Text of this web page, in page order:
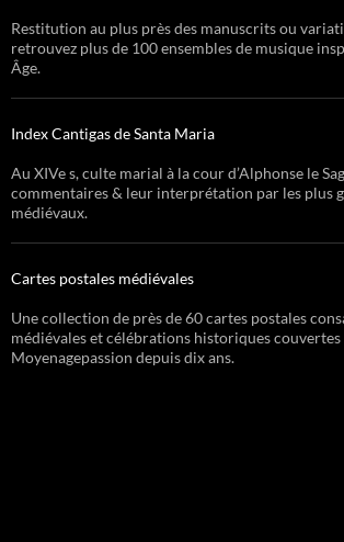
Restitution au plus près des manuscrits ou
retrouvez plus de 100 ensembles de musique
Âge.
Index Cantigas de Santa Maria
Au XIVe s, culte marial à la cour d’Alphonse le
commentaires & leur interprétation par les plus
médiévaux.
Cartes postales médiévales
Une collection de près de 60 cartes postales
médiévales et célébrations historiques
Moyenagepassion depuis dix ans.